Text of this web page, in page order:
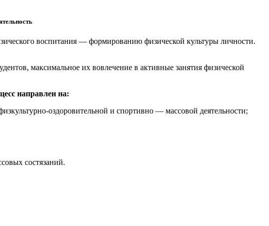
воспитания — формированию физической культуры личности.
максимальное их вовлечение в активные занятия физической
направлен на:
оздоровительной и спортивно — массовой деятельности;
состязаний.